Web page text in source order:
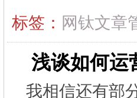
标签： 网钛文章
浅谈如何运
我相信还有部